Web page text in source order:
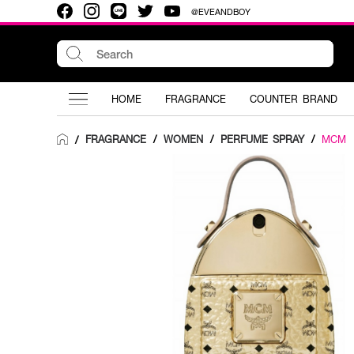
@EVEANDBOY
HOME FRAGRANCE COUNTER BRAND
/ FRAGRANCE / WOMEN / PERFUME SPRAY / MCM